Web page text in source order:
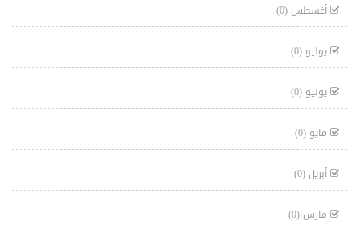
أغسطس (0)
يوليو (0)
يونيو (0)
مايو (0)
أبريل (0)
مارس (0)